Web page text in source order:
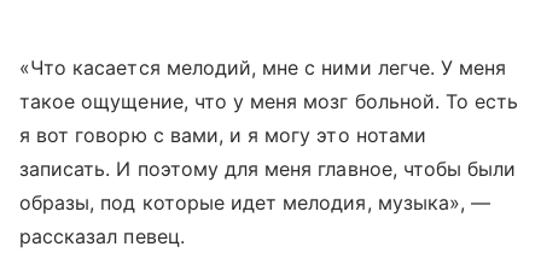
«Что касается мелодий, мне с ними легче. У меня
такое ощущение, что у меня мозг больной. То есть
я вот говорю с вами, и я могу это нотами
записать. И поэтому для меня главное, чтобы были
образы, под которые идет мелодия, музыка», —
рассказал певец.